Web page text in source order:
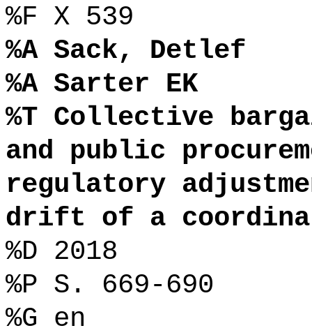
%F X 539
%A Sack, Detlef
%A Sarter EK
%T Collective
and public
regulatory
drift of a
%D 2018
%P S. 669-690
%G en